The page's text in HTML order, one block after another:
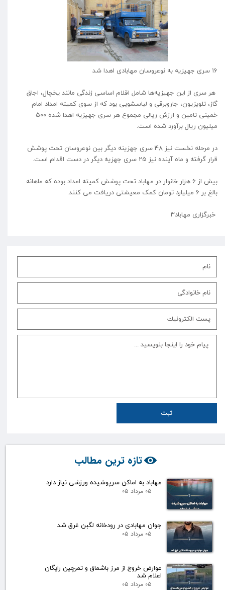
۱۶ سری جهیزیه به نوعروسان مهابادی اهدا شد
هر سری از این جهیزیه‌ها شامل اقلام اساسی زندگی مانند یخچال، اجاق
گاز، تلویزیون، جاروبرقی و لباسشویی بود که از سوی کمیته امداد امام
خمینی تامین و ارزش ریالی مجموع هر سری جهیزیه اهدا شده 500
میلیون ریال برآورد شده است.
در مرحله نخست نیز 48 سری جهزینه دیگر بین نوعروسان تحت پوشش
قرار گرفته و ماه آینده نیز 25 سری جهزیه دیگر در دست اقدام است.
بیش از 6 هزار خانوار در مهاباد تحت پوشش کمیته امداد بوده که ماهانه
بالغ بر 6 میلیارد تومان کمک معیشتی دریافت می کنند.
خبرگزاری مهاباد۳
تازه ترین مطالب
مهاباد به اماکن سرپوشیده ورزشی نیاز دارد
۰۵ مرداد ۰۵
جوان مهابادی در رودخانه لگبن غرق شد
۰۵ مرداد ۰۵
عوارض خروج از مرز باشماق و تمرچین رایگان
اعلام شد
۰۵ مرداد ۰۵
ثبت